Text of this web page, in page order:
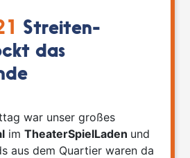
Streiten-
das
war unser großes
imTheaterSpielLaden und
aus dem Quartier waren da